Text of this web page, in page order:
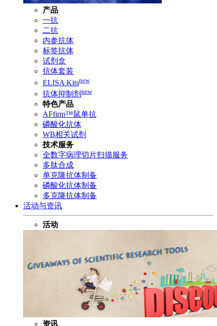
产品
一抗
二抗
内参抗体
标签抗体
试剂盒
抗体套装
ELISA Kitsnew
抗体抑制剂 new
特色产品
AFfirm™鼠单抗
磷酸化抗体
WB相关试剂
技术服务
全数字病理切片扫描服务
多肽合成
单克隆抗体制备
磷酸化抗体制备
多克隆抗体制备
活动与资讯
活动
资讯